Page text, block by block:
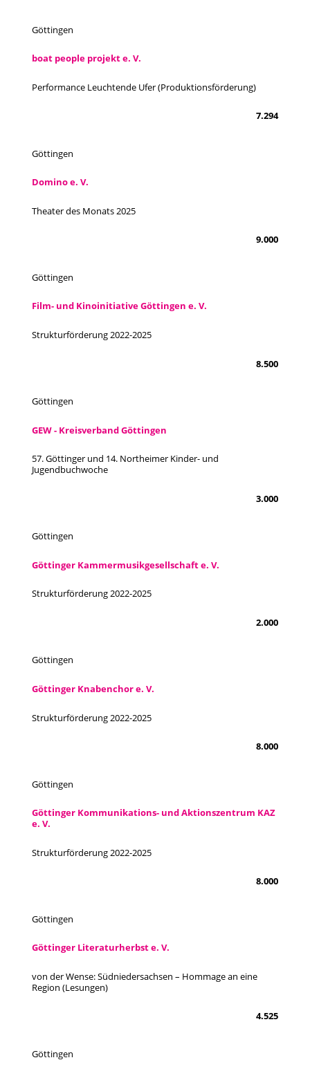
Göttingen
boat people projekt e. V.
Performance Leuchtende Ufer (Produktionsförderung)
7.294
Göttingen
Domino e. V.
Theater des Monats 2025
9.000
Göttingen
Film- und Kinoinitiative Göttingen e. V.
Strukturförderung 2022-2025
8.500
Göttingen
GEW - Kreisverband Göttingen
57. Göttinger und 14. Northeimer Kinder- und
Jugendbuchwoche
3.000
Göttingen
Göttinger Kammermusikgesellschaft e. V.
Strukturförderung 2022-2025
2.000
Göttingen
Göttinger Knabenchor e. V.
Strukturförderung 2022-2025
8.000
Göttingen
Göttinger Kommunikations- und Aktionszentrum KAZ
e. V.
Strukturförderung 2022-2025
8.000
Göttingen
Göttinger Literaturherbst e. V.
von der Wense: Südniedersachsen – Hommage an eine
Region (Lesungen)
4.525
Göttingen